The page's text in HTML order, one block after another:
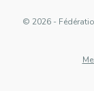
© 2026 -